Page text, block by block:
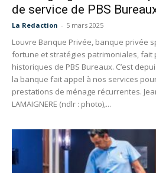
de service de PBS
La Redaction - 5 mars 2025
Louvre Banque Privée, banque privée
fortune et stratégies patrimoniales, fait
historiques de PBS Bureaux. C’est
la banque fait appel à nos services
prestations de ménage récurrentes.
LAMAIGNERE (ndlr : photo),...